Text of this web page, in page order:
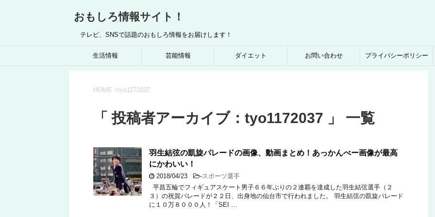
おもしろ情報サイト！
テレビ、SNSで話題のおもしろ情報をお届けします！
生活情報 芸能情報 ダイエット お問い合わせ プライバシーポリシー
HOME >tyo1172037
「 投稿者アーカイブ：tyo1172037 」 一覧
羽生結弦の凱旋パレードの画像、動画まとめ！あっかんべー画像が最高
にかわいい！
2018/04/23 -スポーツ選手
平昌五輪でフィギュアスケート男子６６年ぶりの２連覇を達成した羽生結弦選手（２
３）の祝賀パレードが２２日、出身地の仙台市で行われました。 羽生結弦の凱旋パレード
に１０万８０００人！「SEI …